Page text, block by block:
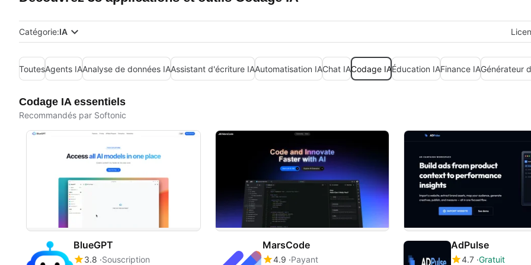
Catégorie:IA
ToutesAgents IAAnalyse de données IAAssistant d'écriture IAAutomatisation IAChat IACodage IAÉducation IAFinance IAGénérateur
Codage IA essentiels
Recommandés par Softonic
BlueGPT
3.8 Souscription
MarsCode
4.9 Payant
AdPulse
4.7 Gratuit